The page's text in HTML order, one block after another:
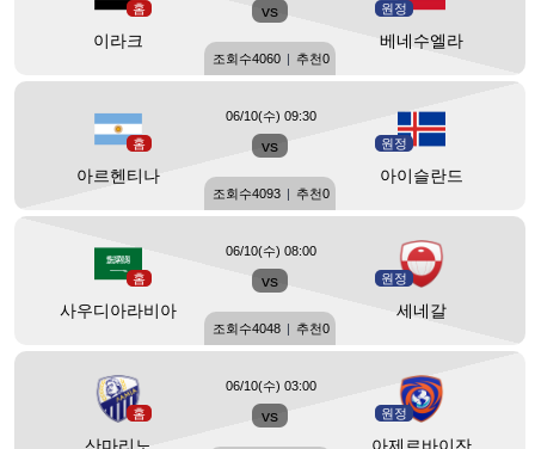
홈
이라크
vs 원정
베네수엘라
조회수4060 | 추천0
홈
아르헨티나
vs 원정
아이슬란드
06/10(수) 09:30
조회수4093 | 추천0
홈
사우디아라비아
vs 원정
세네갈
06/10(수) 08:00
조회수4048 | 추천0
홈 vs 원정
06/10(수) 03:00